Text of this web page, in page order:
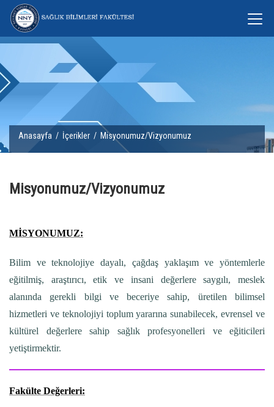
Anasayfa / İçerikler / Misyonumuz/Vizyonumuz
Misyonumuz/Vizyonumuz
MİSYONUMUZ:
Bilim ve teknolojiye dayalı, çağdaş yaklaşım ve yöntemlerle
eğitilmiş, araştırıcı, etik ve insani değerlere saygılı, meslek
alanında gerekli bilgi ve beceriye sahip, üretilen bilimsel
hizmetleri ve teknolojiyi toplum yararına sunabilecek, evrensel ve
kültürel değerlere sahip sağlık profesyonelleri ve eğiticileri
yetiştirmektir.
Fakülte Değerleri: